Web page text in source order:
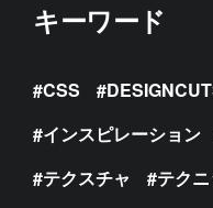
キーワード
CSS
インスピレーション
テクスチャ
テク